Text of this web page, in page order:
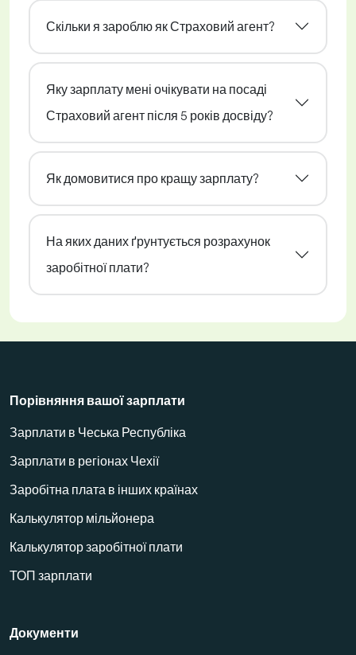
Скільки я зароблю як Страховий агент?
Яку зарплату мені очікувати на посаді
Страховий агент після 5 років досвіду?
Як домовитися про кращу зарплату?
На яких даних ґрунтується розрахунок
заробітної плати?
Порівняння вашої зарплати
Зарплати в Чеська Республіка
Зарплати в регіонах Чехії
Заробітна плата в інших країнах
Калькулятор мільйонера
Калькулятор заробітної плати
ТОП зарплати
Документи